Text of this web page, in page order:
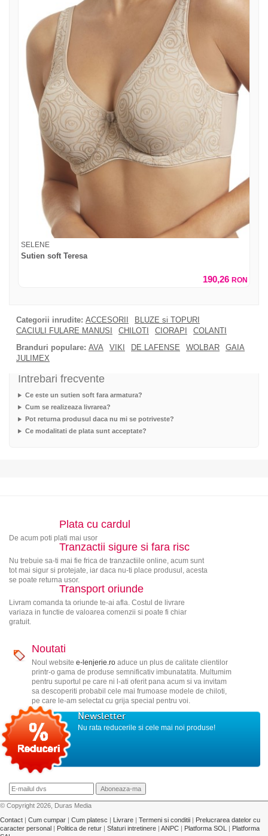
SELENE
Sutien soft Teresa
190,26 RON
Categorii inrudite: ACCESORII
BLUZE si TOPURI
CACIULI FULARE MANUSI
CHILOTI CIORAPI
COLANTI
Branduri populare: AVA VIKI DE LAFENSE WOLBAR
GAIA
JULIMEX
Intrebari frecvente
Ce este un sutien soft fara armatura?
Cum se realizeaza livrarea?
Pot returna produsul daca nu mi se potriveste?
Ce modalitati de plata sunt acceptate?
Plata cu cardul
De acum poti plati mai usor
Tranzactii sigure si fara risc
Nu trebuie sa-ti mai fie frica de tranzactiile online, acum sunt
tot mai sigur si protejate, iar daca nu-ti place produsul, acesta
se poate returna usor.
Transport oriunde
Livram comanda ta oriunde te-ai afla. Costul de livrare
variaza in functie de valoarea comenzii si poate fi chiar
gratuit.
Noutati
Noul website e-lenjerie.roaduce un plus de calitate clientilor
printr-o gama de produse semnificativ imbunatatita. Multumim
pentru suportul pe care ni l-ati oferit pana acum si va invitam
sa descoperiti probabil cele mai frumoase modele de chiloti,
pe care le-am selectat cu grija special pentru voi.
Newsletter
Nu rata reducerile si cele mai noi produse!
© Copyright 2026, Duras Media
Contact | Cum cumpar | Cum platesc | Livrare | Termeni si conditii | Prelucrarea datelor cu
caracter personal | Politica de retur | Sfaturi intretinere | ANPC | Platforma SOL | Platforma